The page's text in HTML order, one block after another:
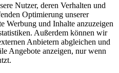
Nutzer, deren Verhalten und
Optimierung unserer
Werbung und Inhalte anzuzeigen
Außerdem können wir
Anbietern abgleichen und
Angebote anzeigen, nur wenn